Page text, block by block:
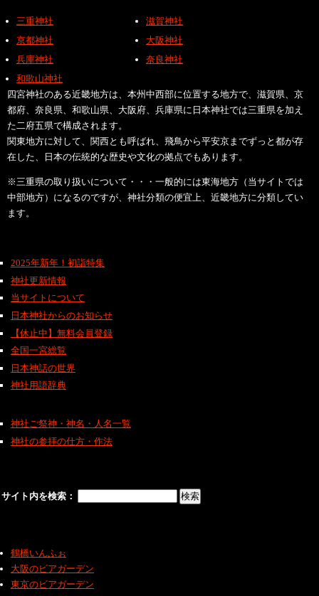
三重神社
滋賀神社
京都神社
大阪神社
兵庫神社
奈良神社
和歌山神社
四宮神社のある近畿地方は、本州中西部に位置する地方で、滋賀県、京
都府、奈良県、和歌山県、大阪府、兵庫県に日本神社では三重県を加え
た二府五県で構成されます。
関東地方に対して、関西とも呼ばれ、飛鳥から平安京までずっと都が存
在した、日本の伝統的な歴史や文化の拠点でもあります。
※三重県の取り扱いについて・・・一般的には東海地方（当サイトでは
中部地方）になるのですが、神社分類の便宜上、近畿地方に分類してい
ます。
2025年新年！初詣特集
神社更新情報
当サイトについて
日本神社からのお知らせ
【休止中】無料会員登録
全国一宮総覧
日本神話の世界
神社用語辞典
神社ご祭神・神名・人名一覧
神社の参拝の仕方・作法
サイト内を検索：
鶴橋いんふぉ
大阪のビアガーデン
東京のビアガーデン